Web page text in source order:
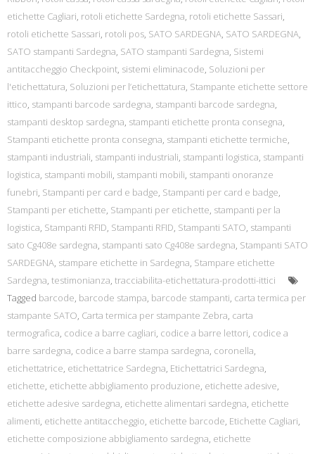
etichette Cagliari, rotoli etichette Sardegna, rotoli etichette Sassari,
rotoli etichette Sassari, rotoli pos, SATO SARDEGNA, SATO SARDEGNA,
SATO stampanti Sardegna, SATO stampanti Sardegna, Sistemi
antitaccheggio Checkpoint, sistemi eliminacode, Soluzioni per
l'etichettatura, Soluzioni per l’etichettatura, Stampante etichette settore
ittico, stampanti barcode sardegna, stampanti barcode sardegna,
stampanti desktop sardegna, stampanti etichette pronta consegna,
Stampanti etichette pronta consegna, stampanti etichette termiche,
stampanti industriali, stampanti industriali, stampanti logistica, stampanti
logistica, stampanti mobili, stampanti mobili, stampanti onoranze
funebri, Stampanti per card e badge, Stampanti per card e badge,
Stampanti per etichette, Stampanti per etichette, stampanti per la
logistica, Stampanti RFID, Stampanti RFID, Stampanti SATO, stampanti
sato Cg408e sardegna, stampanti sato Cg408e sardegna, Stampanti SATO
SARDEGNA, stampare etichette in Sardegna, Stampare etichette
Sardegna, testimonianza, tracciabilita-etichettatura-prodotti-ittici
Tagged barcode, barcode stampa, barcode stampanti, carta termica per
stampante SATO, Carta termica per stampante Zebra, carta
termografica, codice a barre cagliari, codice a barre lettori, codice a
barre sardegna, codice a barre stampa sardegna, coronella,
etichettatrice, etichettatrice Sardegna, Etichettatrici Sardegna,
etichette, etichette abbigliamento produzione, etichette adesive,
etichette adesive sardegna, etichette alimentari sardegna, etichette
alimenti, etichette antitaccheggio, etichette barcode, Etichette Cagliari,
etichette composizione abbigliamento sardegna, etichette